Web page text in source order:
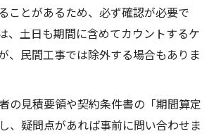
ことがあるため、必ず確認が必要で
、土日も期間に含めてカウントするケ
、民間工事では除外する場合もありま
の見積要領や契約条件書の「期間算定
、疑問点があれば事前に問い合わせま